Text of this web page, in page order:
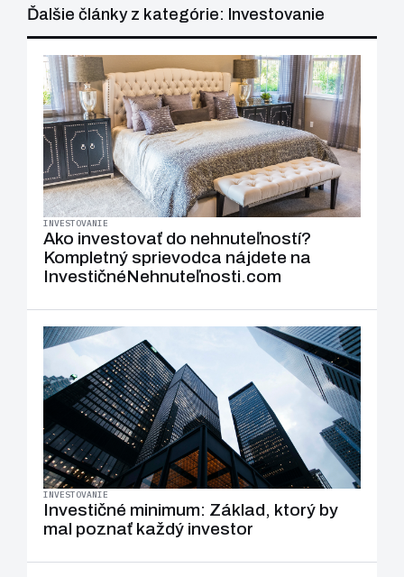
Ďalšie články z kategórie: Investovanie
INVESTOVANIE
Ako investovať do nehnuteľností?
Kompletný sprievodca nájdete na
InvestičnéNehnuteľnosti.com
INVESTOVANIE
Investičné minimum: Základ, ktorý by
mal poznať každý investor